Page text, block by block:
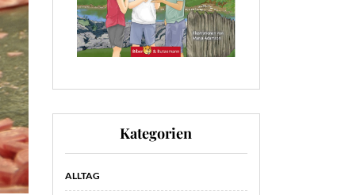
Kategorien
ALLTAG